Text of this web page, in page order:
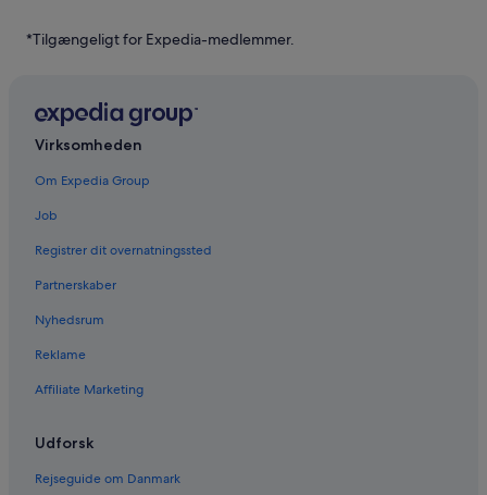
*Tilgængeligt for Expedia-medlemmer.
Virksomheden
Om Expedia Group
Job
Registrer dit overnatningssted
Partnerskaber
Nyhedsrum
Reklame
Affiliate Marketing
Udforsk
Rejseguide om Danmark